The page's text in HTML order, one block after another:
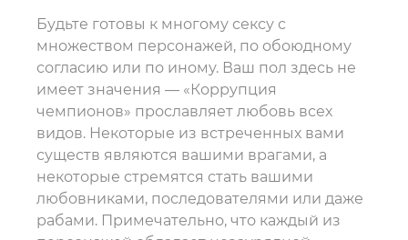
Будьте готовы к многому сексу с
множеством персонажей, по обоюдному
согласию или по иному. Ваш пол здесь не
имеет значения — «Коррупция
чемпионов» прославляет любовь всех
видов. Некоторые из встреченных вами
существ являются вашими врагами, а
некоторые стремятся стать вашими
любовниками, последователями или даже
рабами. Примечательно, что каждый из